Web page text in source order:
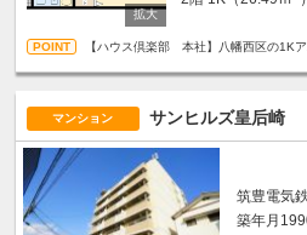
【ハウス倶楽部 本社】八幡西区の1K
マンション サンヒルズ皇后崎
筑豊電気
築年月